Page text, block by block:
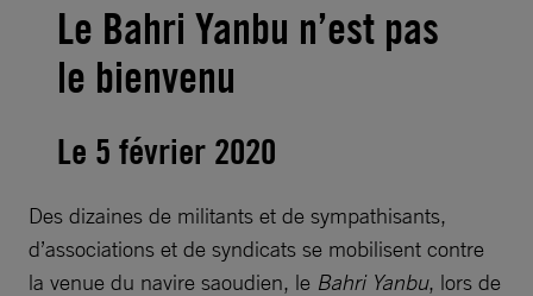
Le Bahri Yanbu n’est pas
le bienvenu
Le 5 février 2020
Des dizaines de militants et de sympathisants,
d’associations et de syndicats se mobilisent contre
la venue du navire saoudien, le Bahri Yanbu, lors de